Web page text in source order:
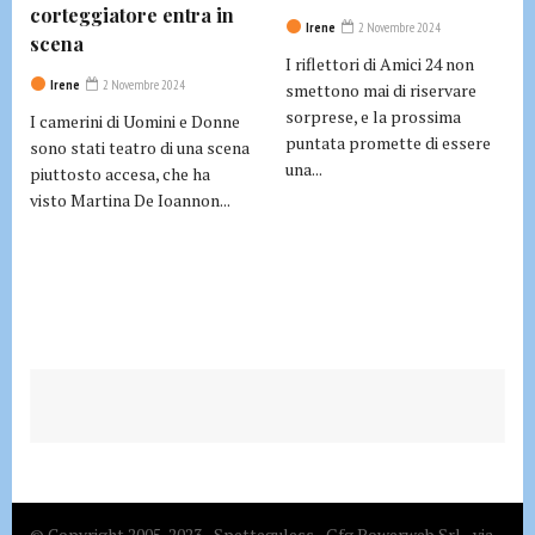
corteggiatore entra in
scena
Irene 2 Novembre 2024
I camerini di Uomini e Donne
sono stati teatro di una scena
piuttosto accesa, che ha
visto Martina De Ioannon...
Irene 2 Novembre 2024
I riflettori di Amici 24 non
smettono mai di riservare
sorprese, e la prossima
puntata promette di essere
una...